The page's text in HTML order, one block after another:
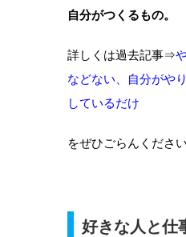
自分がつくるもの。
詳しくは過去記事⇒
などない、自分がや
しているだけ
をぜひごらんください
好きな人と仕